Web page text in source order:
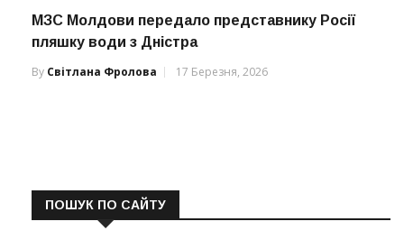
МЗС Молдови передало представнику Росії
пляшку води з Дністра
By Світлана Фролова 17 Березня, 2026
ПОШУК ПО САЙТУ